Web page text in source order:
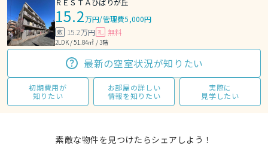
ＲＥＳＴＡひばりが丘
15.2万円/管理費5,000円
敷 15.2万円 礼 無料
2LDK / 51.84㎡ / 3階
最新の空室状況が知りたい
初期費用が
知りたい
お部屋の詳しい
情報を知りたい
実際に
見学したい
素敵な物件を見つけたらシェアしよう！